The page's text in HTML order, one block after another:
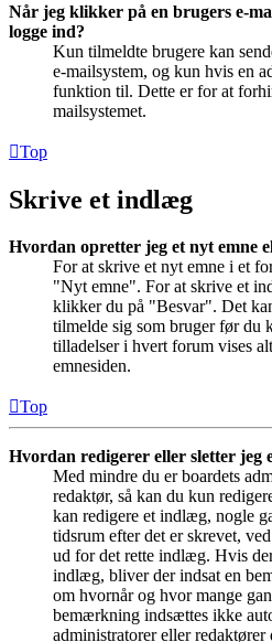
Når jeg klikker på en brugers e-
logge ind?
Kun tilmeldte brugere kan
e-mailsystem, og kun hvis en
funktion til. Dette er for at
mailsystemet.
Top
Skrive et indlæg
Hvordan opretter jeg et nyt emne
For at skrive et nyt emne i et
"Nyt emne". For at skrive et
klikker du på "Besvar". Det
tilmelde sig som bruger før
tilladelser i hvert forum vises
emnesiden.
Top
Hvordan redigerer eller sletter jeg
Med mindre du er boardets
redaktør, så kan du kun
kan redigere et indlæg, nogle
tidsrum efter det er skrevet,
ud for det rette indlæg. Hvis
indlæg, bliver der indsat en
om hvornår og hvor mange
bemærkning indsættes ikke
administratorer eller